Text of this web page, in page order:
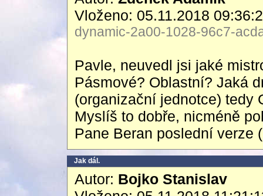
Vloženo: 05.11.2018
dynamic-2a00-1028-96c7-
Pavle, neuvedl jsi jaké
Pásmové? Oblastní? Jaká
(organizační jednotce) tedy
Myslíš to dobře, nicméně
Pane Beran poslední verze
Jak dál.
Autor: Bojko Stanislav